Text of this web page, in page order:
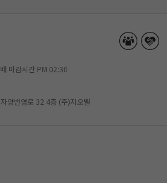
마감시간 PM 02:30
양번영로 32 4층 (주)지오벨